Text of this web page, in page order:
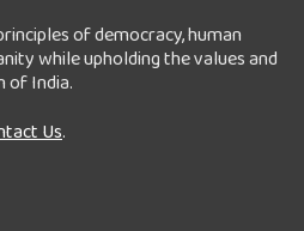
of democracy, human
while upholding the values and
of India.
Us.